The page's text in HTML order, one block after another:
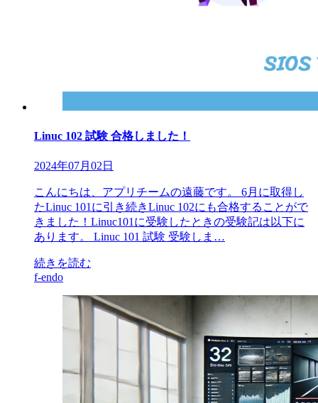
Linuc 102 試験 合格しました！
2024年07月02日
こんにちは、アプリチームの遠藤です。 6月に取得し
たLinuc 101に引き続きLinuc 102にも合格することがで
きました！Linuc101に受験したときの受験記は以下に
あります。 Linuc 101 試験 受験しま…
続きを読む
f-endo